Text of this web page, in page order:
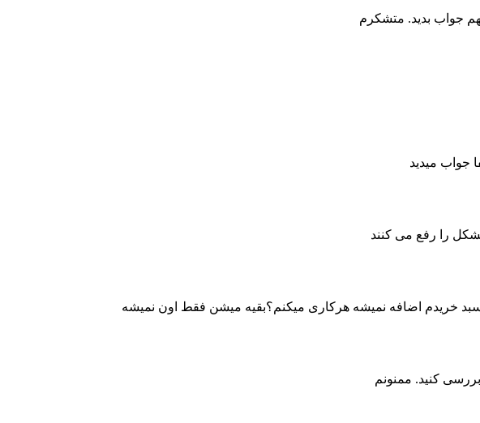
جواب بدید. متشکرم
جواب میدید
را رفع می کنند
کنید. ممنونم